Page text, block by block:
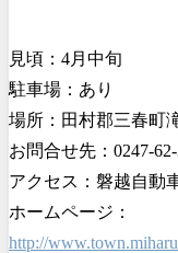
見頃：4月中旬
駐車場：あり
場所：田村郡三春町
お問合せ先：0247-
アクセス：磐越自動
ホームページ：
http://